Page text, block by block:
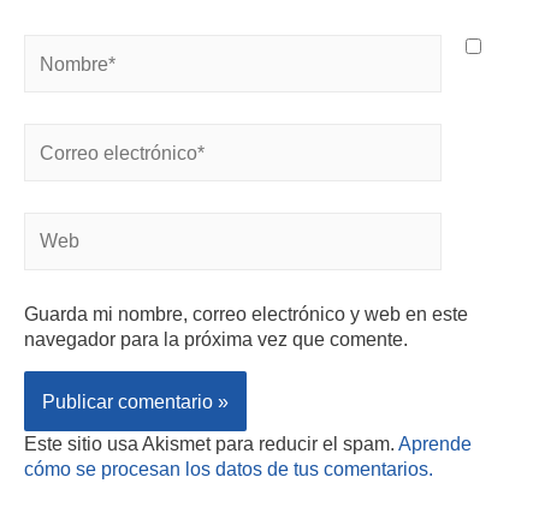
Guarda mi nombre, correo electrónico y web en este
navegador para la próxima vez que comente.
Este sitio usa Akismet para reducir el spam. Aprende
cómo se procesan los datos de tus comentarios.